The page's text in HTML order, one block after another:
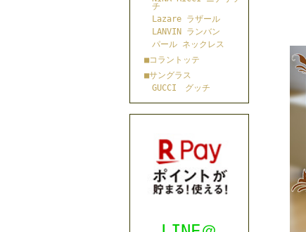
チ
Lazare ラザール
LANVIN ランバン
パール ネックレス
■コラントッテ
■サングラス
GUCCI グッチ